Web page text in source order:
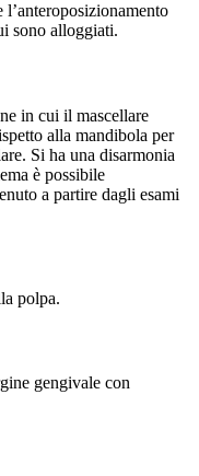
sono alloggiati.
in cui il mascellare
alla mandibola per
Si ha una disarmonia
è possibile
a partire dagli esami
polpa.
gengivale con